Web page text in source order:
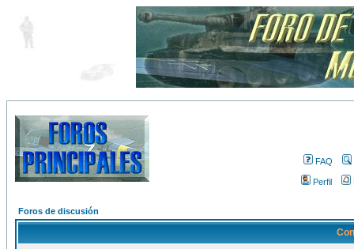
FAQ
Perfil
Foros de discusión